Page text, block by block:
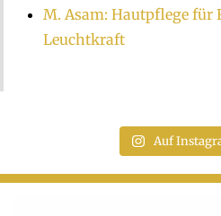
M. Asam: Hautpflege für
Leuchtkraft
Auf